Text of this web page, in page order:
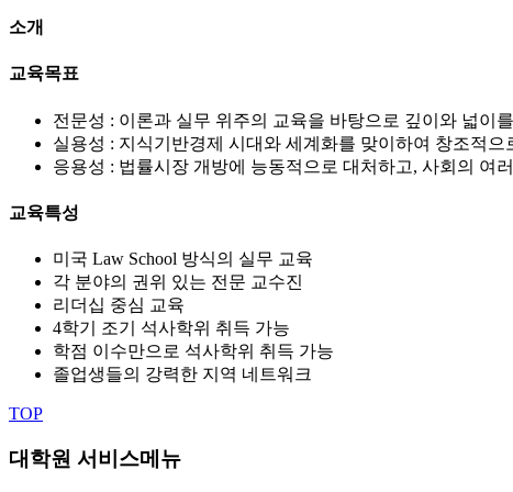
소개
교육목표
전문성 : 이론과 실무 위주의 교육을 바탕으로 깊이와 넓이
실용성 : 지식기반경제 시대와 세계화를 맞이하여 창조적
응용성 : 법률시장 개방에 능동적으로 대처하고, 사회의 여
교육특성
미국 Law School 방식의 실무 교육
각 분야의 권위 있는 전문 교수진
리더십 중심 교육
4학기 조기 석사학위 취득 가능
학점 이수만으로 석사학위 취득 가능
졸업생들의 강력한 지역 네트워크
TOP
대학원 서비스메뉴